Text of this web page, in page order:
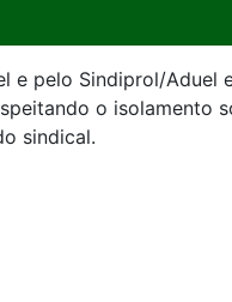
e pelo Sindiprol/
o isolamento
sindical.